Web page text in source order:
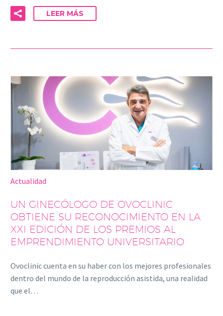
LEER MÁS
Actualidad
UN GINECÓLOGO DE OVOCLINIC
OBTIENE SU RECONOCIMIENTO EN LA
XXI EDICIÓN DE LOS PREMIOS AL
EMPRENDIMIENTO UNIVERSITARIO
Ovoclinic cuenta en su haber con los mejores profesionales
dentro del mundo de la reproducción asistida, una realidad
que el…